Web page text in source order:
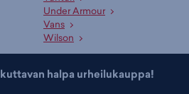
Under Armour
Vans
Wilson
halpa urheilukauppa!